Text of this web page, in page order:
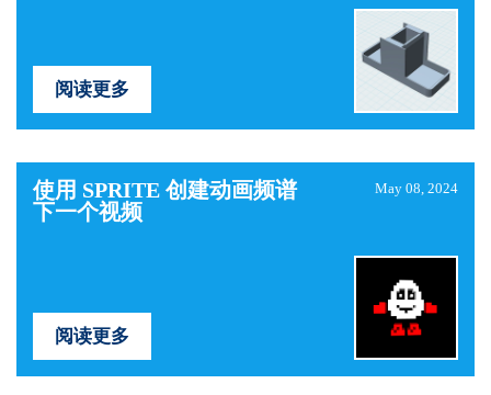
阅读更多
使用 SPRITE 创建动画频谱
下一个视频
May 08, 2024
阅读更多